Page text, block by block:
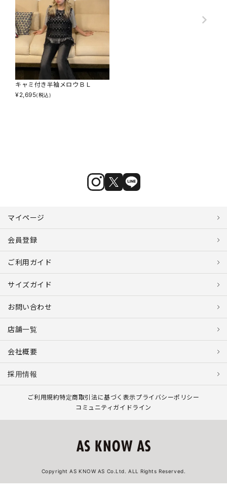
キャミ付き半袖メロウＢＬ
¥2,695(税込)
マイページ
会員登録
ご利用ガイド
サイズガイド
お問い合わせ
店舗一覧
会社概要
採用情報
ご利用規約特定商取引法に基づく表示プライバシーポリシー
コミュニティガイドライン
Copyright AS KNOW AS Co.Ltd. ALL Rights Reserved.